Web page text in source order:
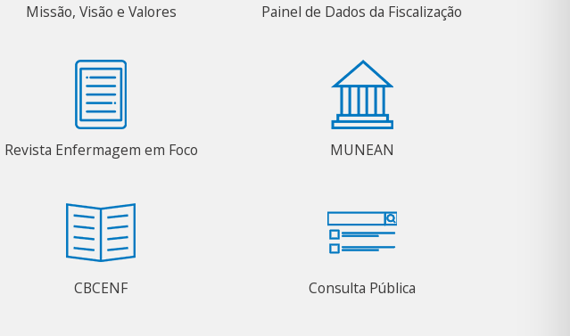
Missão, Visão e Valores Painel de Dados da Fiscalização
Revista Enfermagem em Foco MUNEAN
CBCENF Consulta Pública